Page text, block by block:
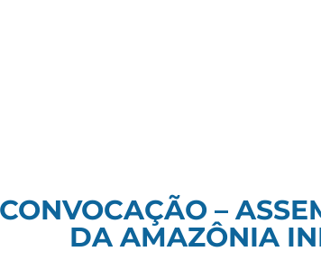
–
DA AMAZÔNIA